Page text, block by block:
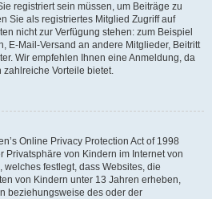
registriert sein müssen, um Beiträge zu
Sie als registriertes Mitglied Zugriff auf
nicht zur Verfügung stehen: zum Beispiel
E-Mail-Versand an andere Mitglieder, Beitritt
Wir empfehlen Ihnen eine Anmeldung, da
Vorteile bietet.
Online Privacy Protection Act of 1998
Privatsphäre von Kindern im Internet von
welches festlegt, dass Websites, die
von Kindern unter 13 Jahren erheben,
beziehungsweise des oder der